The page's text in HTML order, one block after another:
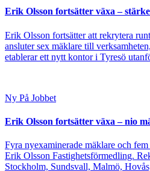
Erik Olsson fortsätter växa –
Erik Olsson fortsätter att rekrytera
ansluter sex mäklare till
etablerar ett nytt kontor i Tyresö
Ny På Jobbet
Erik Olsson fortsätter växa – nio
Fyra nyexaminerade mäklare och
Erik Olsson Fastighetsförmedling.
Stockholm, Sundsvall, Malmö,